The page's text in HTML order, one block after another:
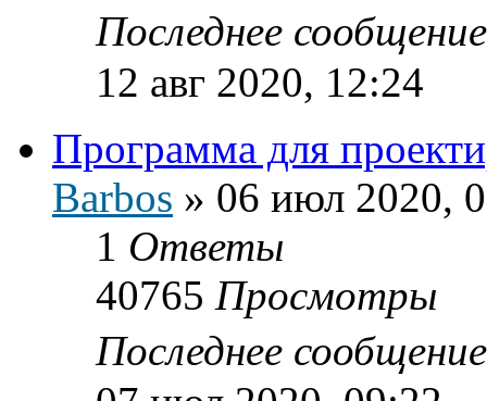
Последнее
12 авг 2020, 12:24
Программа для
Barbos » 06 июл 2020,
1 Ответы
40765 Просмотры
Последнее